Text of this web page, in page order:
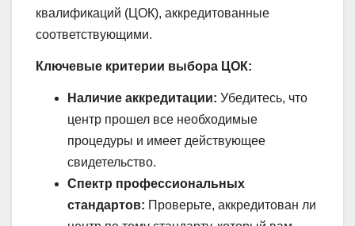
квалификаций (ЦОК), аккредитованные
соответствующими.
Ключевые критерии выбора ЦОК:
Наличие аккредитации: Убедитесь, что
центр прошел все необходимые
процедуры и имеет действующее
свидетельство.
Спектр профессиональных
стандартов: Проверьте, аккредитован ли